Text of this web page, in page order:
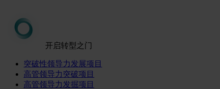
开启转型之门
突破性领导力发展项目
高管领导力突破项目
高管领导力发掘项目